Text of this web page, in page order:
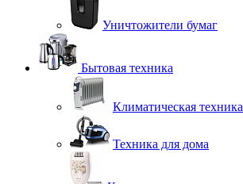
Уничтожители бумаг
Бытовая техника
Климатическая техника
Техника для дома